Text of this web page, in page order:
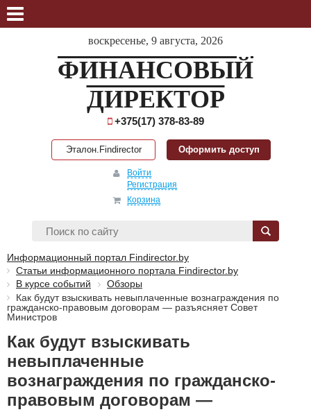
воскресенье, 9 августа, 2026
ФИНАНСОВЫЙ
ДИРЕКТОР
+375(17) 378-83-89
Эталон.Findirector Оформить доступ
Войти
Регистрация
Корзина
Информационный портал Findirector.by
Статьи информационного портала Findirector.by
В курсе событий
Обзоры
Как будут взыскивать невыплаченные вознаграждения по
гражданско-правовым договорам — разъясняет Совет
Министров
Как будут взыскивать
невыплаченные
вознаграждения по гражданско-
правовым договорам —